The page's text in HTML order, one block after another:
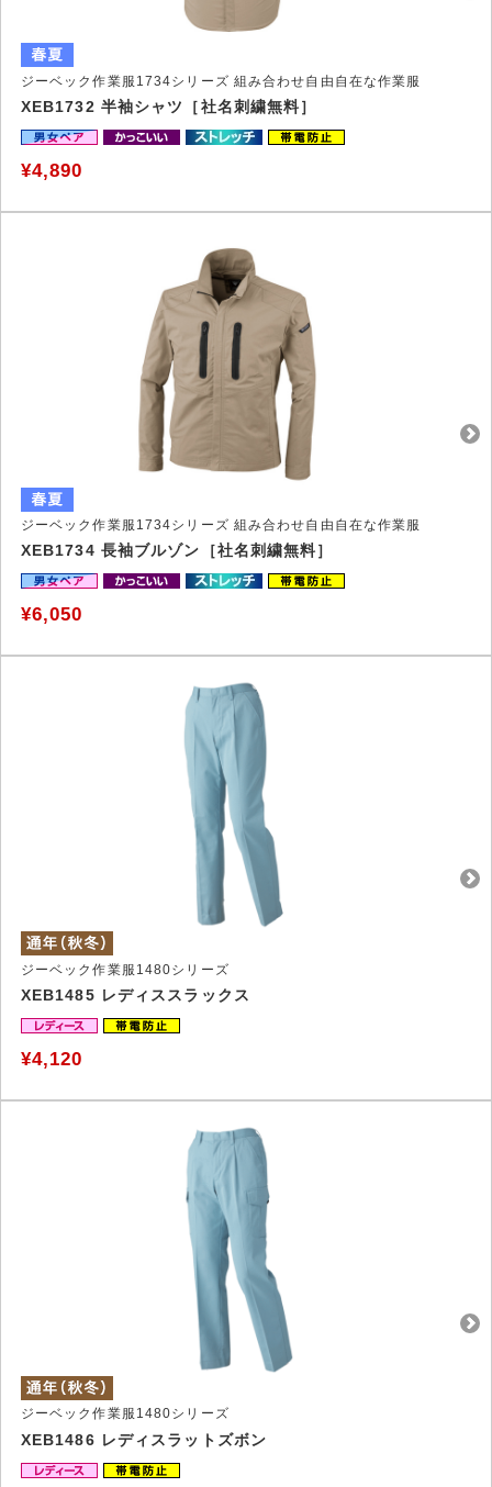
ジーベック作業服1734シリーズ 組み合わせ自由自在な作業服
XEB1732 半袖シャツ［社名刺繍無料］
¥4,890
ジーベック作業服1734シリーズ 組み合わせ自由自在な作業服
XEB1734 長袖ブルゾン［社名刺繍無料］
¥6,050
ジーベック作業服1480シリーズ
XEB1485 レディススラックス
¥4,120
ジーベック作業服1480シリーズ
XEB1486 レディスラットズボン